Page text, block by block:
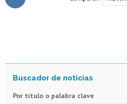
Por título o palabra clave